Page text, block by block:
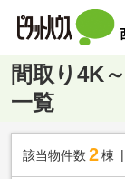
間取り4K
一覧
該当物件数 2棟